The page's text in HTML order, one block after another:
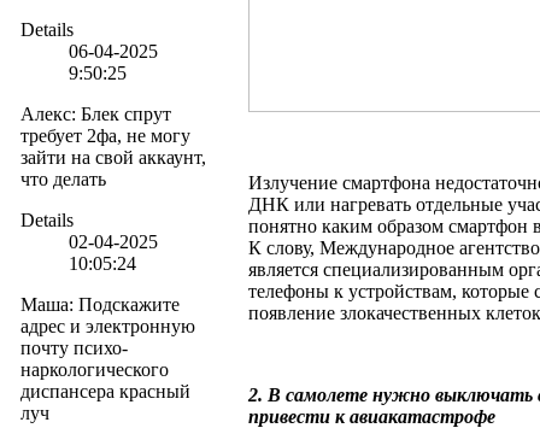
Details
06-04-2025
9:50:25
Алекс: Блек спрут
требует 2фа, не могу
зайти на свой аккаунт,
что делать
Details
02-04-2025
10:05:24
Маша: Подскажите
адрес и электронную
почту психо-
наркологического
диспансера красный
луч
Излучение смартфона
ДНК или нагревать отдельные
понятно каким образом
К слову, Международное
является специализированным
телефоны к устройствам, которые
появление злокачественных
2. В самолете нужно
привести к авиакатастрофе